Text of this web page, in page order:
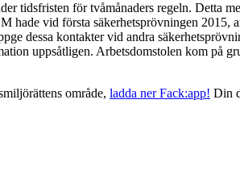
tidsfristen för tvåmånaders regeln. Detta
vid första säkerhetsprövningen 2015,
dessa kontakter vid andra
uppsåtligen. Arbetsdomstolen kom på
område, ladda ner Fack:app! Din